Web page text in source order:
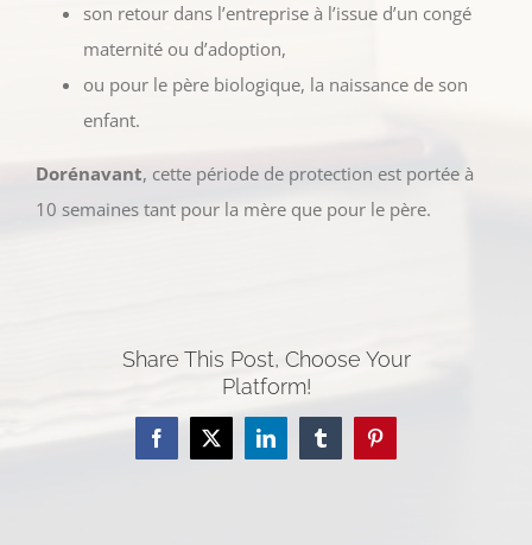
son retour dans l’entreprise à l’issue d’un congé
maternité ou d’adoption,
ou pour le père biologique, la naissance de son
enfant.
Dorénavant, cette période de protection est portée à
10 semaines tant pour la mère que pour le père.
Share This Post, Choose Your
Platform!
FacebookTwitterLinkedInTumblrPinterest